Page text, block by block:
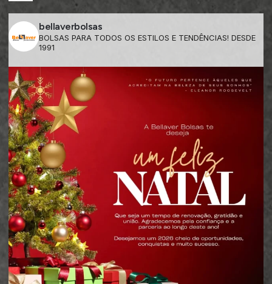
bellaverbolsas
BOLSAS PARA TODOS OS ESTILOS E TENDÊNCIAS! DESDE
1991